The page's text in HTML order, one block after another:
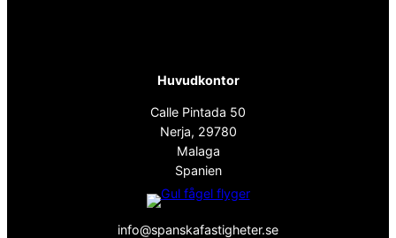
Huvudkontor
Calle Pintada 50
Nerja, 29780
Malaga
Spanien
info@spanskafastigheter.se